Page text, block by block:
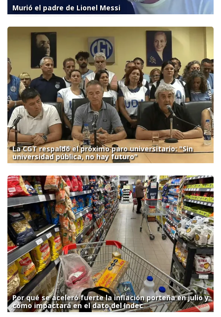
Murió el padre de Lionel Messi
La CGT respaldó el próximo paro universitario: "Sin
universidad pública, no hay futuro"
Por qué se aceleró fuerte la inflación porteña en julio y
cómo impactará en el dato del Indec